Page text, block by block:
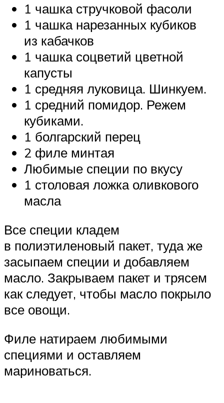
1 чашка стручковой фасоли
1 чашка нарезанных кубиков
из кабачков
1 чашка соцветий цветной
капусты
1 средняя луковица. Шинкуем.
1 средний помидор. Режем
кубиками.
1 болгарский перец
2 филе минтая
Любимые специи по вкусу
1 столовая ложка оливкового
масла
Все специи кладем
в полиэтиленовый пакет, туда же
засыпаем специи и добавляем
масло. Закрываем пакет и трясем
как следует, чтобы масло покрыло
все овощи.
Филе натираем любимыми
специями и оставляем
мариноваться.